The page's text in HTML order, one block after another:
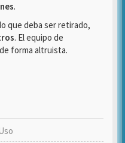
.
que deba ser retirado,
. El equipo de
forma altruista.